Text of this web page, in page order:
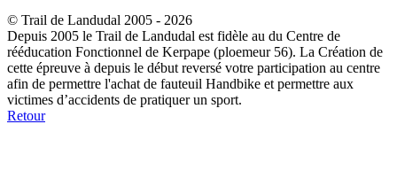
© Trail de Landudal 2005 - 2026
Depuis 2005 le Trail de Landudal est fidèle au du Centre de
rééducation Fonctionnel de Kerpape (ploemeur 56). La Création de
cette épreuve à depuis le début reversé votre participation au centre
afin de permettre l'achat de fauteuil Handbike et permettre aux
victimes d’accidents de pratiquer un sport.
Retour